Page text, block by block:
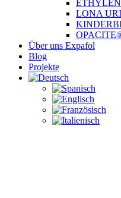
LONA
Über uns Expafol
Blog
Projekte